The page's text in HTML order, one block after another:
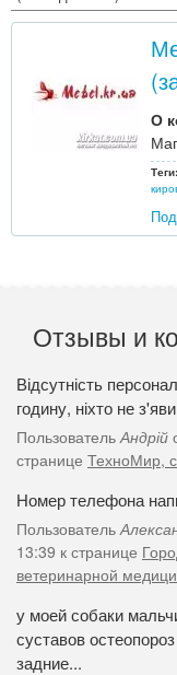
О
Теги:
Отзывы и
Відсутність
годину, ніхто не
Пользователь Андрій
странице ТехноМир,
Номер телефона
Пользователь
13:39 к странице
ветеринарной
у моей собаки
суставов
задние...